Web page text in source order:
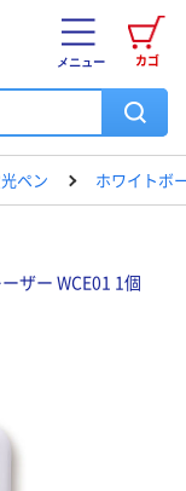
カゴ
メニュー
ペン ホワイトボ
ザー WCE01 1個